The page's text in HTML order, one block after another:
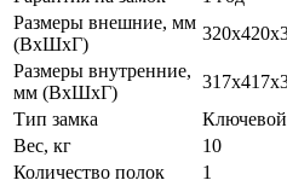
Размеры внешние, мм
(ВхШхГ)
Размеры внутренние,
мм (ВхШхГ)
Тип замка
Ключевой
Вес, кг
10
Количество полок
1